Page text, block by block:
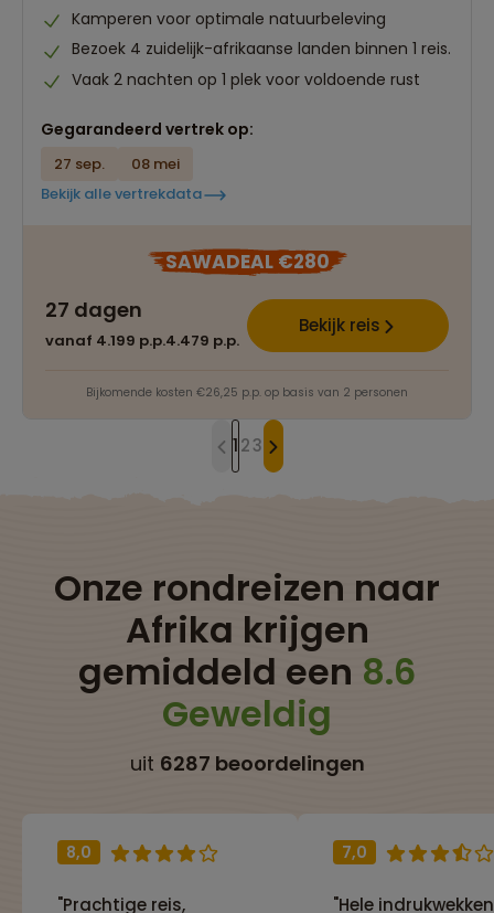
Kamperen voor optimale natuurbeleving
Bezoek 4 zuidelijk-afrikaanse landen binnen 1 reis.
Vaak 2 nachten op 1 plek voor voldoende rust
Gegarandeerd vertrek op:
27 sep.
08 mei
Bekijk alle vertrekdata
SAWADEAL €280
27 dagen
vanaf 4.199 p.p.4.479 p.p.
Bekijk reis
Bijkomende kosten €26,25 p.p. op basis van 2 personen
123
Onze rondreizen naar
Afrika krijgen
gemiddeld een 8.6
Geweldig
uit 6287 beoordelingen
8,0
"Prachtige reis,
7,0
"Hele